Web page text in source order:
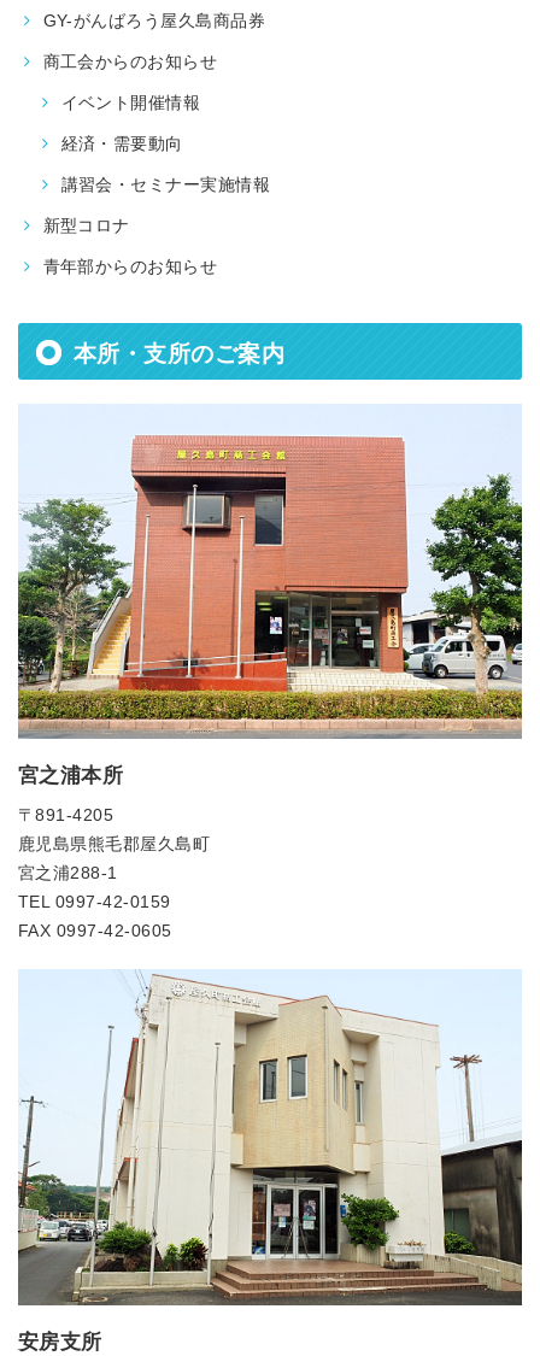
GY-がんばろう屋久島商品券
商工会からのお知らせ
イベント開催情報
経済・需要動向
講習会・セミナー実施情報
新型コロナ
青年部からのお知らせ
本所・支所のご案内
宮之浦本所
〒891-4205
鹿児島県熊毛郡屋久島町
宮之浦288-1
TEL 0997-42-0159
FAX 0997-42-0605
安房支所